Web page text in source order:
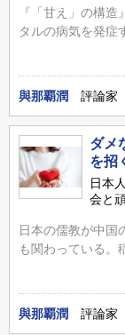
『「甘え」の構
タルの病気を発症
與那覇潤 評論家
ダメ
を招
日本
会と
日本の儒教が中国
も関わっている。
與那覇潤 評論家